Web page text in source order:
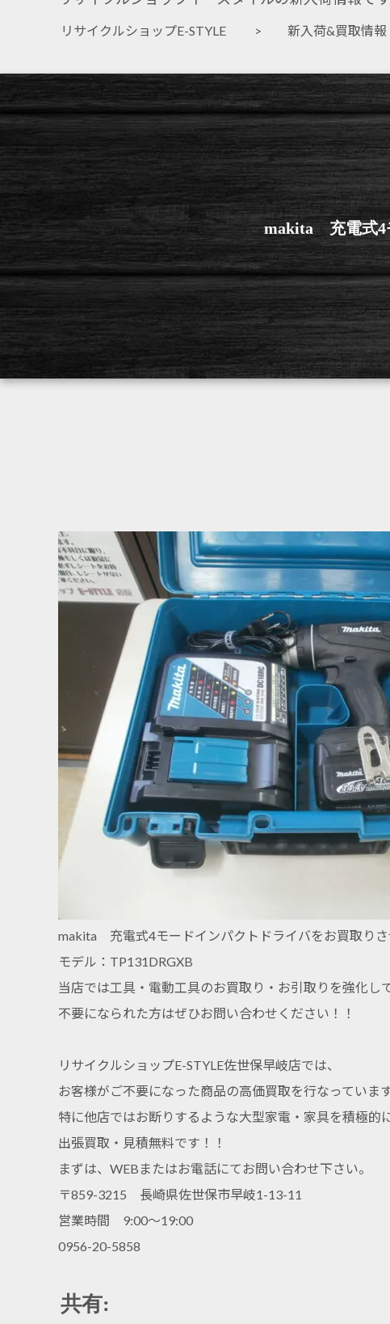
リサイクルショップE-STYLE > 新入荷&買取情
makita 充電式4
makita 充電式4モードインパクトドライバをお買取りさ
モデル：TP131DRGXB
当店では工具・電動工具のお買取り・お引取りを強化し
不要になられた方はぜひお問い合わせください！！
リサイクルショップE-STYLE佐世保早岐店では、
お客様がご不要になった商品の高価買取を行なっています
特に他店ではお断りするような大型家電・家具を積極的
出張買取・見積無料です！！
まずは、WEBまたはお電話にてお問い合わせ下さい。
〒859-3215 長崎県佐世保市早岐1-13-11
営業時間 9:00～19:00
0956-20-5858
共有: